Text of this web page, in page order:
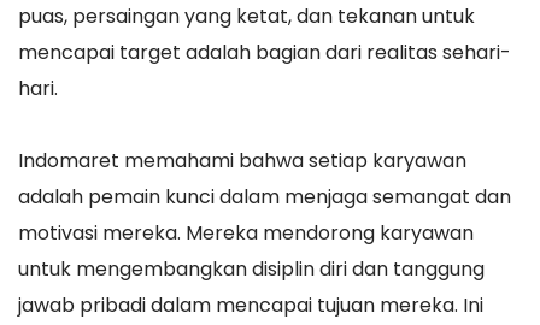
puas, persaingan yang ketat, dan tekanan untuk
mencapai target adalah bagian dari realitas sehari-
hari.
Indomaret memahami bahwa setiap karyawan
adalah pemain kunci dalam menjaga semangat dan
motivasi mereka. Mereka mendorong karyawan
untuk mengembangkan disiplin diri dan tanggung
jawab pribadi dalam mencapai tujuan mereka. Ini